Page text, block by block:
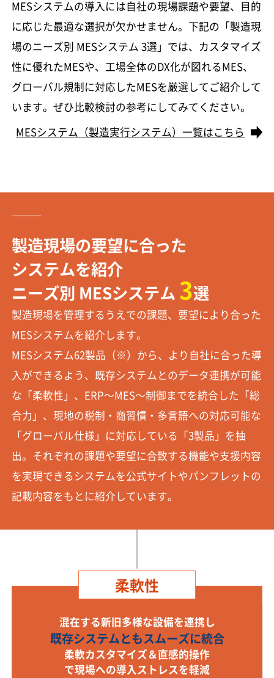
MESシステムの導入には自社の現場課題や要望、目的
に応じた最適な選択が欠かせません。下記の「製造現
場のニーズ別 MESシステム 3選」では、カスタマイズ
性に優れたMESや、工場全体のDX化が図れるMES、
グローバル規制に対応したMESを厳選してご紹介して
います。ぜひ比較検討の参考にしてみてください。
MESシステム（製造実行システム）一覧はこちら
製造現場の要望に合った
システムを紹介
ニーズ別 MESシステム 3選
製造現場を管理するうえでの課題、要望により合った
MESシステムを紹介します。
MESシステム62製品（※）から、より自社に合った導
入ができるよう、既存システムとのデータ連携が可能
な「柔軟性」、ERP～MES～制御までを統合した「総
合力」、現地の税制・商習慣・多言語への対応可能な
「グローバル仕様」に対応している「3製品」を抽
出。それぞれの課題や要望に合致する機能や支援内容
を実現できるシステムを公式サイトやパンフレットの
記載内容をもとに紹介しています。
柔軟性
混在する新旧多様な設備を連携し
既存システムともスムーズに統合
柔軟カスタマイズ＆直感的操作
で現場への導入ストレスを軽減